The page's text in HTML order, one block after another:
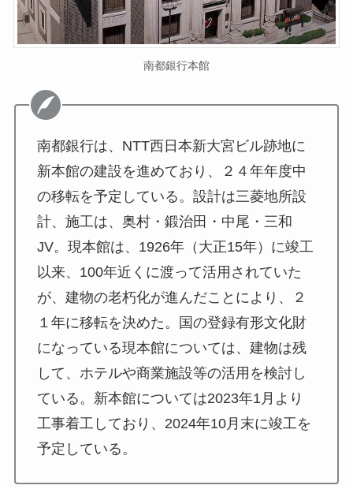
南都銀行本館
南都銀行は、NTT西日本新大宮ビル跡地に
新本館の建設を進めており、２４年年度中
の移転を予定している。設計は三菱地所設
計、施工は、奥村・鍛治田・中尾・三和
JV。現本館は、1926年（大正15年）に竣工
以来、100年近くに渡って活用されていた
が、建物の老朽化が進んだことにより、２
１年に移転を決めた。国の登録有形文化財
になっている現本館については、建物は残
して、ホテルや商業施設等の活用を検討し
ている。新本館については2023年1月より
工事着工しており、2024年10月末に竣工を
予定している。